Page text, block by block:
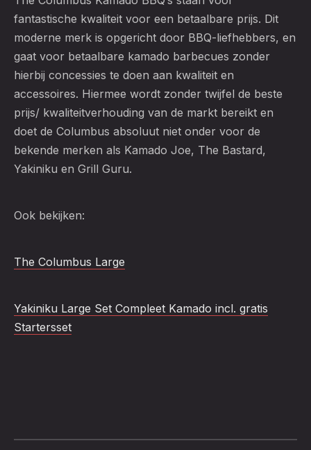
fantastische kwaliteit voor een betaalbare prijs. Dit
moderne merk is opgericht door BBQ-liefhebbers, en
gaat voor betaalbare kamado barbecues zonder
hierbij concessies te doen aan kwaliteit en
accessoires. Hiermee wordt zonder twijfel de beste
prijs/ kwaliteitverhouding van de markt bereikt en
doet de Columbus absoluut niet onder voor de
bekende merken als Kamado Joe, The Bastard,
Yakiniku en Grill Guru.
Ook bekijken:
The Columbus Large
Yakiniku Large Set Compleet Kamado incl. gratis
Startersset